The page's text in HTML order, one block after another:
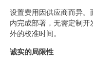
设置费用因供应商而异
内完成部署，无需定制
外的校准时间。
诚实的局限性